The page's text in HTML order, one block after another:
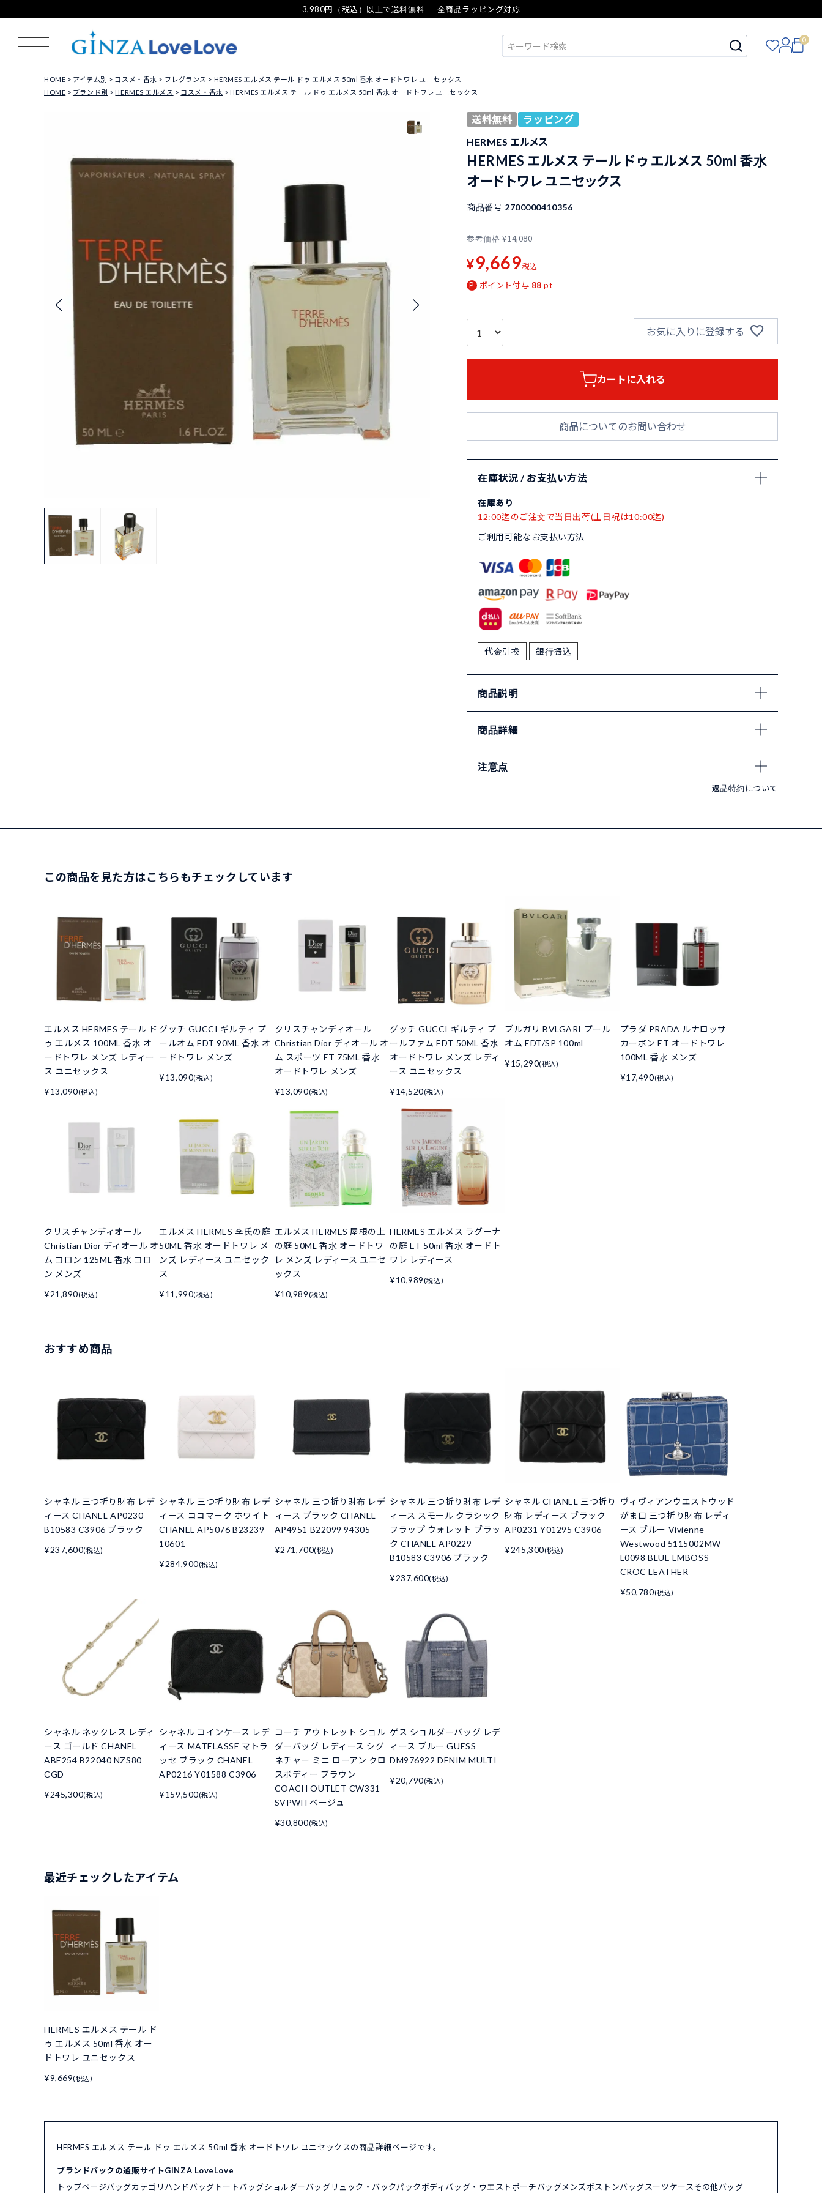
3,980円（税込）以上で送料無料 ｜ 全商品ラッピング対応
0
HOME アイテム別 コスメ・香水 フレグランス
HERMES エルメス テール ドゥ エルメス 50ml 香水 オードトワレ ユニセックス
HOME
ブランド別 HERMES エルメス コスメ・香水 HERMES エルメス テール ドゥ エルメス 50ml 香水 オードトワレ ユニセックス
送料無料
ラッピング
HERMES エルメス
HERMES エルメス テール ドゥ エルメス 50ml 香水
オードトワレ ユニセックス
商品番号 2700000410356
参考価格 ¥14,080
¥9,669税込
ポイント付与 88 pt
お気に入りに登録する
カートに入れる
商品についてのお問い合わせ
在庫状況 / お支払い方法
在庫あり
12:00迄のご注文で当日出荷(土日祝は10:00迄)
ご利用可能なお支払い方法
代金引換 銀行振込
商品説明
商品詳細
注意点
返品特約について
この商品を見た方はこちらもチェックしています
エルメス HERMES テール ド
ゥ エルメス 100ML 香水 オ
ードトワレ メンズ レディー
ス ユニセックス
¥13,090(税込)
グッチ GUCCI ギルティ プ
ールオム EDT 90ML 香水 オ
ードトワレ メンズ
¥13,090(税込)
クリスチャンディオール
Christian Dior ディオール オ
ム スポーツ ET 75ML 香水
オードトワレ メンズ
¥13,090(税込)
グッチ GUCCI ギルティ プ
ールファム EDT 50ML 香水
オードトワレ メンズ レディ
ース ユニセックス
¥14,520(税込)
ブルガリ BVLGARI プール
オム EDT/SP 100ml
¥15,290(税込)
プラダ PRADA ルナロッサ
カーボン ET オードトワレ
100ML 香水 メンズ
¥17,490(税込)
クリスチャンディオール
Christian Dior ディオール オ
ム コロン 125ML 香水 コロ
ン メンズ
¥21,890(税込)
エルメス HERMES 李氏の庭
50ML 香水 オードトワレ メ
ンズ レディース ユニセック
ス
¥11,990(税込)
エルメス HERMES 屋根の上
の庭 50ML 香水 オードトワ
レ メンズ レディース ユニセ
ックス
¥10,989 (税込)
HERMES エルメス ラグーナ
の庭 ET 50ml 香水 オードト
ワレ レディース
¥10,989 (税込)
おすすめ商品
シャネル 三つ折り財布 レデ
ィース CHANEL AP0230
B10583 C3906 ブラック
¥237,600(税込)
シャネル 三つ折り財布 レデ
ィース ココマーク ホワイト
CHANEL AP5076 B23239
10601
¥284,900(税込)
シャネル 三つ折り財布 レデ
ィース ブラック CHANEL
AP4951 B22099 94305
¥271,700(税込)
シャネル 三つ折り財布 レデ
ィース スモール クラシック
フラップ ウォレット ブラッ
ク CHANEL AP0229
B10583 C3906 ブラック
¥237,600(税込)
シャネル CHANEL 三つ折り
財布 レディース ブラック
AP0231 Y01295 C3906
¥245,300(税込)
ヴィヴィアンウエストウッド
がま口 三つ折り財布 レディ
ース ブルー Vivienne
Westwood 5115002MW-
L0098 BLUE EMBOSS
CROC LEATHER
¥50,780(税込)
シャネル ネックレス レディ
ース ゴールド CHANEL
ABE254 B22040 NZS80
CGD
¥245,300(税込)
シャネル コインケース レデ
ィース MATELASSE マトラ
ッセ ブラック CHANEL
AP0216 Y01588 C3906
¥159,500(税込)
コーチ アウトレット ショル
ダーバッグ レディース シグ
ネチャー ミニ ローアン クロ
スボディー ブラウン
COACH OUTLET CW331
SVPWH ベージュ
¥30,800(税込)
ゲス ショルダーバッグ レデ
ィース ブルー GUESS
DM976922 DENIM MULTI
¥20,790(税込)
最近チェックしたアイテム
HERMES エルメス テール ド
ゥ エルメス 50ml 香水 オー
ドトワレ ユニセックス
¥9,669(税込)
HERMES エルメス テール ドゥ エルメス 50ml 香水 オードトワレ ユニセックスの商品詳細ページです。
ブランドバックの通販サイトGINZA LoveLove
トップページバッグカテゴリ ハンドバッグ トートバッグショルダーバッグリュック・バックパックボディバッグ・ウエストポーチバッグメンズボストンバッグスーツケースその他バッグ